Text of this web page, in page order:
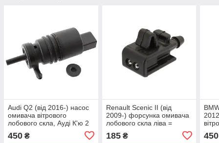
Audi Q2 (від 2016-) насос
омивача вітрового
лобового скла, Ауді К'ю 2
450 ₴
Renault Scenic II (від
2009-) форсунка омивача
лобового скла ліва =
права 8200082347, Рено
Сценік 2
185₴ 450